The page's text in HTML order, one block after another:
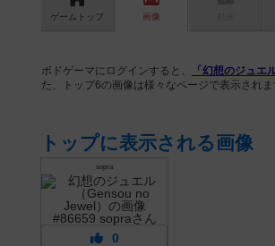
ゲーム トップ 画像
ボドゲーマにログインすると、 「幻想のジュエ
た、トップ6の画像は様々なページで表示されま
トップに表示される画像
sopra
0